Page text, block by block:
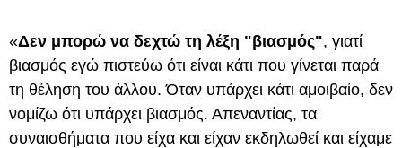
«Δεν μπορώ να δεχτώ τη λέξη "βιασμός", γιατί
βιασμός εγώ πιστεύω ότι είναι κάτι που γίνεται παρά
τη θέληση του άλλου. Όταν υπάρχει κάτι αμοιβαίο, δεν
νομίζω ότι υπάρχει βιασμός. Απεναντίας, τα
συναισθήματα που είχα και είχαν εκδηλωθεί και είχαμε